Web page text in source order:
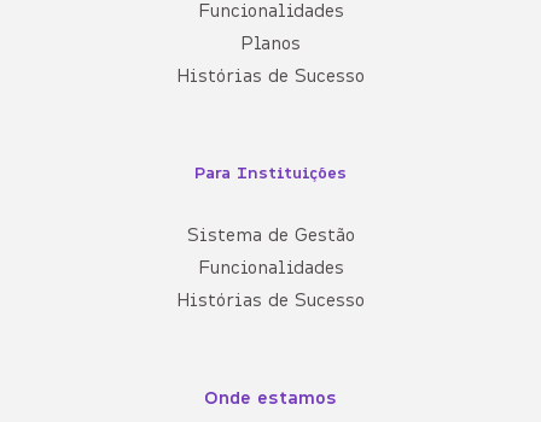
Funcionalidades
Planos
Histórias de Sucesso
Para Instituições
Sistema de Gestão
Funcionalidades
Histórias de Sucesso
Onde estamos